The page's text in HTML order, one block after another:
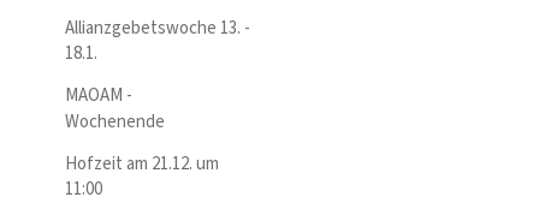
Allianzgebetswoche 13. -
18.1.
MAOAM -
Wochenende
Hofzeit am 21.12. um
11:00